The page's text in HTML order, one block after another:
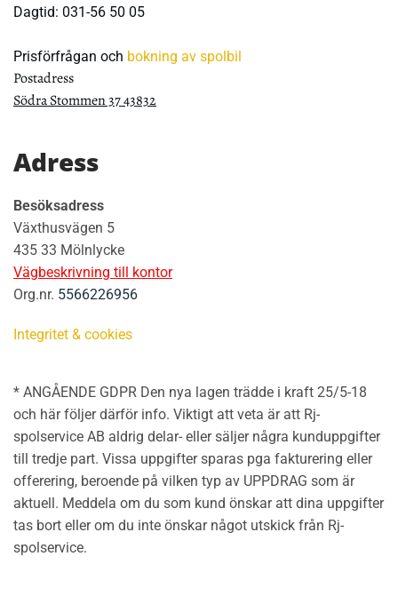
Dagtid: 031-56 50 05
Prisförfrågan och bokning av spolbil
Postadress
Södra Stommen 37 43832
Adress
Besöksadress
Växthusvägen 5
435 33 Mölnlycke
Vägbeskrivning till kontor
Org.nr. 5566226956
Integritet & cookies
* ANGÅENDE GDPR Den nya lagen trädde i kraft 25/5-18
och här följer därför info. Viktigt att veta är att Rj-
spolservice AB aldrig delar- eller säljer några kunduppgifter
till tredje part. Vissa uppgifter sparas pga fakturering eller
offerering, beroende på vilken typ av UPPDRAG som är
aktuell. Meddela om du som kund önskar att dina uppgifter
tas bort eller om du inte önskar något utskick från Rj-
spolservice.